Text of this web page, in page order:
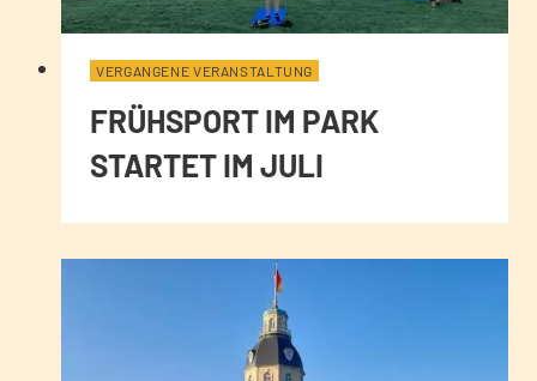
VERGANGENE VERANSTALTUNG
FRÜHSPORT IM PARK
STARTET IM JULI